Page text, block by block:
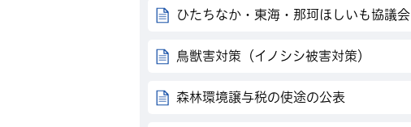
ひたちなか・東海・那珂ほしいも協議会
鳥獣害対策（イノシシ被害対策）
森林環境譲与税の使途の公表